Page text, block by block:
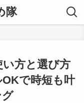
隊
方と選び方
で時短も叶
グ